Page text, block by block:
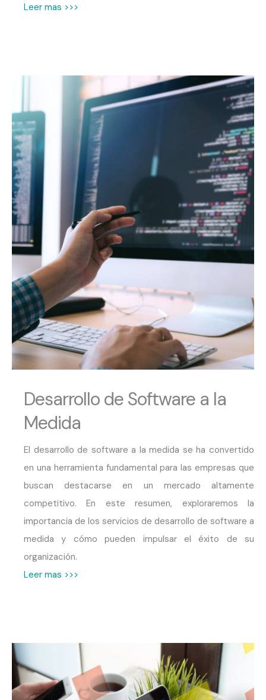
Leer mas >>>
Desarrollo de Software a la
Medida
El desarrollo de software a la medida se ha convertido
en una herramienta fundamental para las empresas que
buscan destacarse en un mercado altamente
competitivo. En este resumen, exploraremos la
importancia de los servicios de desarrollo de software a
medida y cómo pueden impulsar el éxito de su
organización.
Leer mas >>>